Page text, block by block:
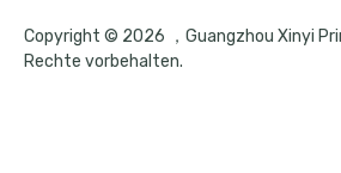
Copyright © 2026 ，Guangzhou Xinyi
Rechte vorbehalten.